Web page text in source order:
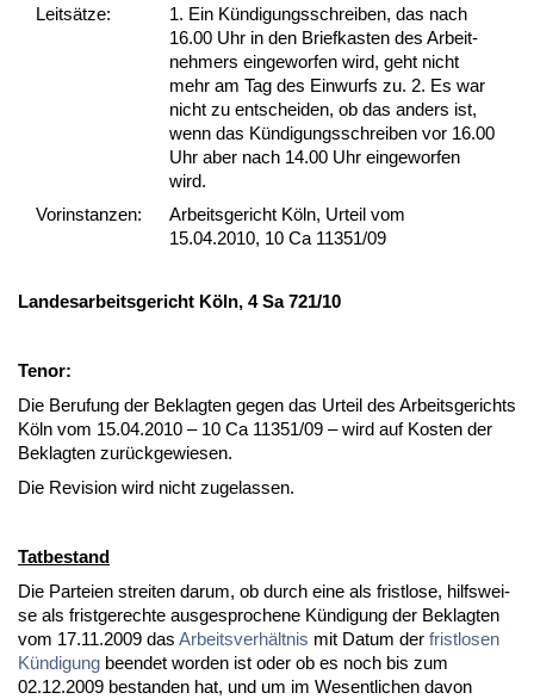
Leit­sätze:
1. Ein Kündi­gungs­schrei­ben, das nach
16.00 Uhr in den Brief­kas­ten des Ar­beit­
neh­mers ein­ge­wor­fen wird, geht nicht
mehr am Tag des Ein­wurfs zu. 2. Es war
nicht zu ent­schei­den, ob das an­ders ist,
wenn das Kündi­gungs­schrei­ben vor 16.00
Uhr aber nach 14.00 Uhr ein­ge­wor­fen
wird.
Vor­ins­tan­zen:
Arbeitsgericht Köln, Urteil vom
15.04.2010, 10 Ca 11351/09
Lan­des­ar­beits­ge­richt Köln, 4 Sa 721/10
Te­nor:
Die Be­ru­fung der Be­klag­ten ge­gen das Ur­teil des Ar­beits­ge­richts
Köln vom 15.04.2010 – 10 Ca 11351/09 – wird auf Kos­ten der
Be­klag­ten zurück­ge­wie­sen.
Die Re­vi­si­on wird nicht zu­ge­las­sen.
Tat­be­stand
Die Par­tei­en strei­ten dar­um, ob durch ei­ne als frist­lo­se, hilfs­wei­
se als frist­ge­rech­te aus­ge­spro­che­ne Kündi­gung der Be­klag­ten
vom 17.11.2009 das Ar­beits­verhält­nis mit Da­tum der frist­lo­sen
Kündi­gung be­en­det wor­den ist oder ob es noch bis zum
02.12.2009 be­stan­den hat, und um im We­sent­li­chen da­von